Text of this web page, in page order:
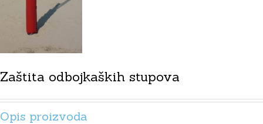
Zaštita odbojkaških stupova
Opis proizvoda